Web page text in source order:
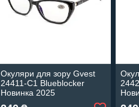
Окуляри для зору Gvest
24411-C1 Blueblocker
Новинка 2025